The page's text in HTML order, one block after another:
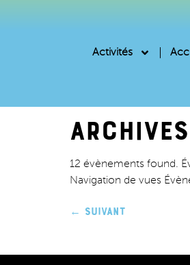
Activités
12 évènements found.
Navigation de vues
← Suivant